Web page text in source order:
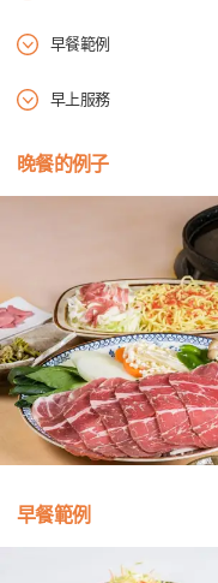
早餐範例
早上服務
晚餐的例子
早餐範例